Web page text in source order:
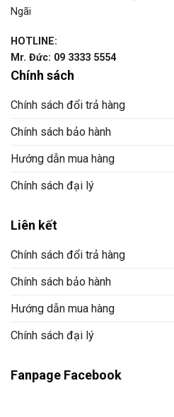
Ngãi
HOTLINE:
Mr. Đức: 09 3333 5554
Chính sách
Chính sách đổi trả hàng
Chính sách bảo hành
Hướng dẫn mua hàng
Chính sách đại lý
Liên kết
Chính sách đổi trả hàng
Chính sách bảo hành
Hướng dẫn mua hàng
Chính sách đại lý
Fanpage Facebook